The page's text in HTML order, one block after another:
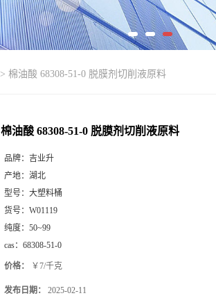
> 棉油酸 68308-51-0 脱膜剂切削液原料
棉油酸 68308-51-0 脱膜剂切削液原料
品牌： 吉业升
产地： 湖北
型号： 大塑料桶
货号： W01119
纯度： 50~99
cas： 68308-51-0
价格： ￥7/千克
发布日期： 2025-02-11